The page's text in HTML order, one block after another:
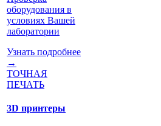
оборудования в
условиях Вашей
лаборатории
Узнать подробнее
→
ТОЧНАЯ
ПЕЧАТЬ
3D принтеры